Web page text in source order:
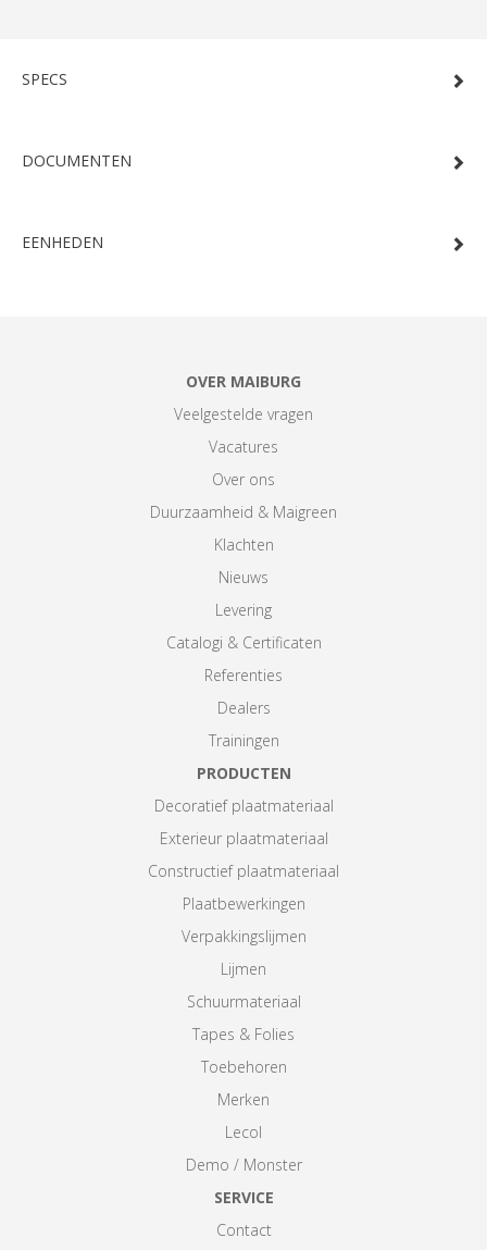
SPECS
DOCUMENTEN
EENHEDEN
OVER MAIBURG
Veelgestelde vragen
Vacatures
Over ons
Duurzaamheid & Maigreen
Klachten
Nieuws
Levering
Catalogi & Certificaten
Referenties
Dealers
Trainingen
PRODUCTEN
Decoratief plaatmateriaal
Exterieur plaatmateriaal
Constructief plaatmateriaal
Plaatbewerkingen
Verpakkingslijmen
Lijmen
Schuurmateriaal
Tapes & Folies
Toebehoren
Merken
Lecol
Demo / Monster
SERVICE
Contact